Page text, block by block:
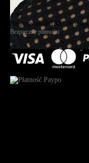
4.95
Na podstawie1823recenzji
Bezpieczne płatności